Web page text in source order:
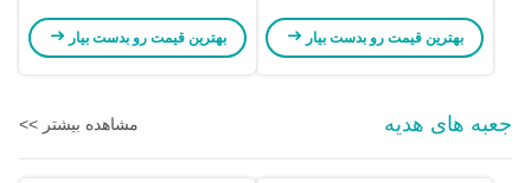
بهترین قیمت رو بدست بیار
بهترین قیمت رو بدست بیار
جعبه های هدیه مشاهده بیشتر >>